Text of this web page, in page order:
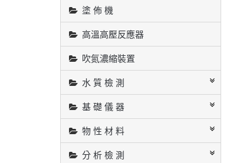
塗 佈 機
高溫高壓反應器
吹氮濃縮裝置
水 質 檢 測
基 礎 儀 器
物 性 材 料
分 析 檢 測